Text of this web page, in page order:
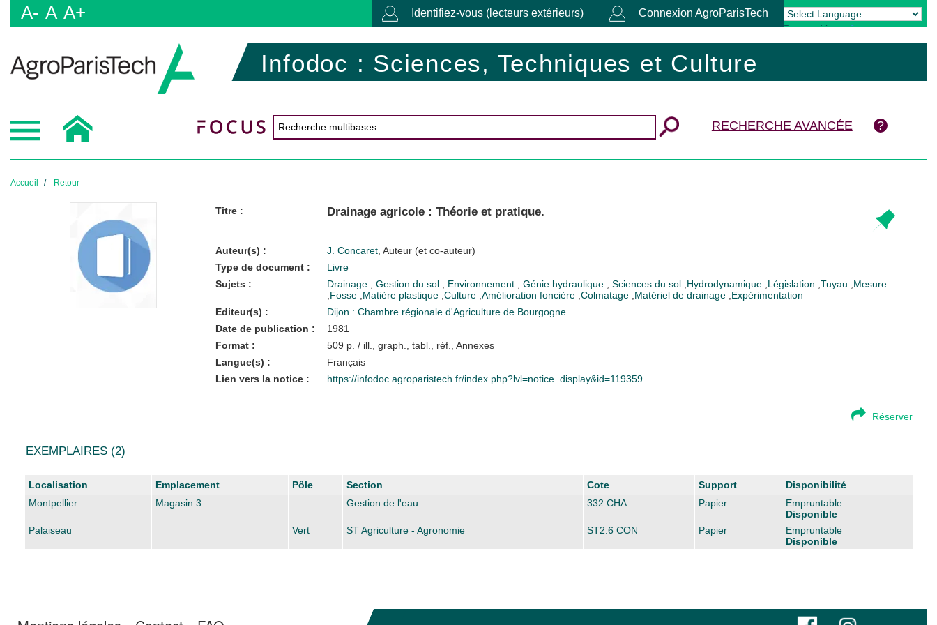
A- A A+ Identifiez-vous (lecteurs extérieurs) Connexion AgroParisTech
Powered by Translate
Infodoc : Sciences, Techniques et Culture
RECHERCHE AVANCÉE
Accueil Retour
Titre : Drainage agricole : Théorie et pratique.
Auteur(s) : J. Concaret, Auteur (et co-auteur)
Type de document :
Livre
Sujets :
Drainage ; Gestion du sol ; Environnement ; Génie hydraulique ; Sciences du sol ;Hydrodynamique ;Législation ;Tuyau ;Mesure
;Fosse ;Matière plastique ;Culture ;Amélioration foncière ;Colmatage ;Matériel de drainage ;Expérimentation
Editeur(s) :
Dijon : Chambre régionale d'Agriculture de Bourgogne
Date de publication :
1981
Format :
509 p. / ill., graph., tabl., réf., Annexes
Langue(s) :
Français
Lien vers la notice :
https://infodoc.agroparistech.fr/index.php?lvl=notice_display&id=119359
Réserver
EXEMPLAIRES (2)
Liste des exemplaires
Localisation Emplacement Pôle Section Cote Support
Disponibilité
Montpellier
Magasin 3 Gestion de l'eau 332 CHA Papier
Empruntable
Disponible
Palaiseau
Vert ST Agriculture - Agronomie ST2.6 CON Papier
Empruntable
Disponible